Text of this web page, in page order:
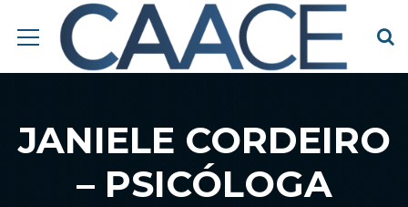
JANIELE CORDEIRO
– PSICÓLOGA